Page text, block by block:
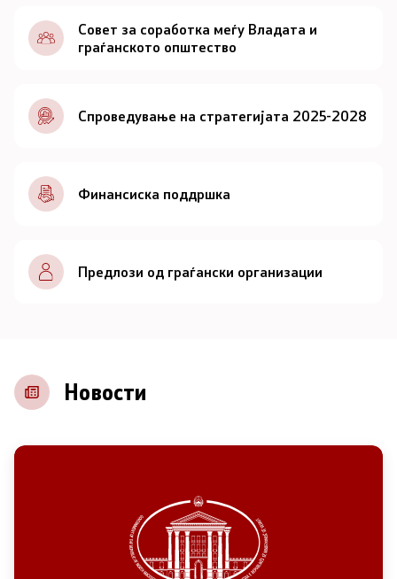
Документи
Совет
За советот
Документи
Записници и дневни редови од седниците на
Советот
Контакт
Основање на здружение
Совет за соработка меѓу Владата и
граѓанското општество
Спроведување на стратегијата 2025-2028
Финансиска поддршка
Предлози од граѓански организации
Новости